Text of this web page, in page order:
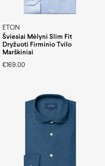
ETON
Šviesiai Mėlyni Slim Fit
Dryžuoti Firminio Tvilo
Marškiniai
€169.00